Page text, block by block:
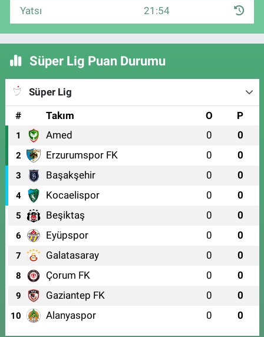
Yatsı 21:54
Süper Lig Puan Durumu
Süper Lig
#
Takım O P
1 Amed 0 0
2 Erzurumspor FK 0 0
3 Başakşehir 0 0
4 Kocaelispor 0 0
5 Beşiktaş 0 0
6 Eyüpspor 0 0
7 Galatasaray 0 0
8 Çorum FK 0 0
9 Gaziantep FK 0 0
10 Alanyaspor 0 0